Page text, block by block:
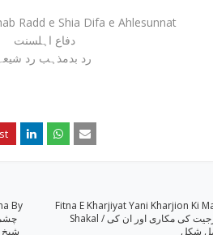
Radd e Shia Difa e Ahlesunnat
دفاع اہلسنت
رد بدمذہب رد شیعہ
Fitna E Kharjiyat Yani Kharjion Ki
Shakal / فتنۂ خارجیت یعنی خارجیت کی مکاری اور ان کی
By